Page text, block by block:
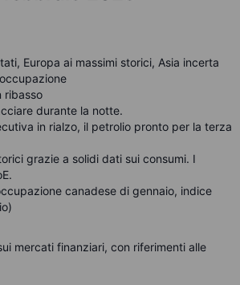
Europa ai massimi storici, Asia incerta
ribasso
durante la notte.
in rialzo, il petrolio pronto per la terza
grazie a solidi dati sui consumi. I
canadese di gennaio, indice
mercati finanziari, con riferimenti alle